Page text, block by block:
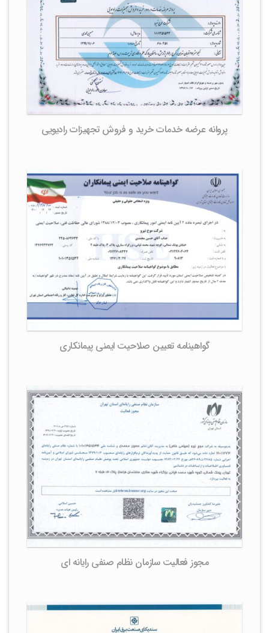
پروانه عرضه خدمات خرید و فروش تجهیزات رادیویی
گواهینامه تعیین صلاحیت ایمنی پیمانکاری
مجوز فعالیت سازمان نظام صنفی رایانه ای